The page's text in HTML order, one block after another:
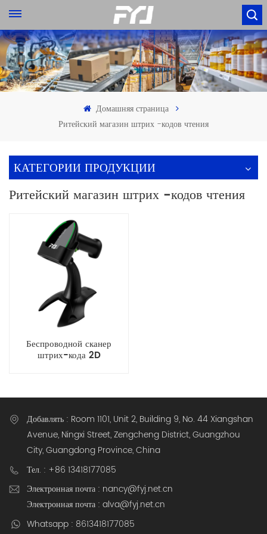
Домашняя страница
Ритейский магазин штрих -кодов чтения
КАТЕГОРИИ ПРОДУКЦИИ
Ритейский магазин штрих -кодов чтения
Беспроводной сканер
штрих-кода 2D
Добавлять : Room 1101, Unit 2, Building 9, No. 44 Xiangshan
Avenue, Ningxi Street, Zengcheng District, Guangzhou
City, Guangdong Province, China
Тел. : +86 13418177085
Электронная почта : nancy@fyj.net.cn
Электронная почта : alva@fyj.net.cn
Whatsapp : 8613418177085